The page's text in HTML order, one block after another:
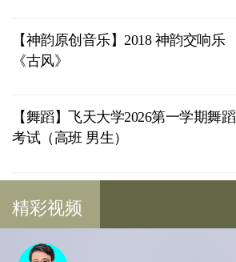
【神韵原创音乐】2018 神韵交响乐
《古风》
【舞蹈】飞天大学2026第一学期舞蹈
考试（高班 男生）
精彩视频